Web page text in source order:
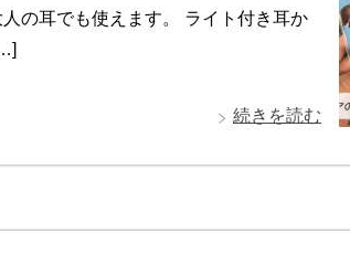
の耳でも使えます。 ライト付き耳か
続きを読む